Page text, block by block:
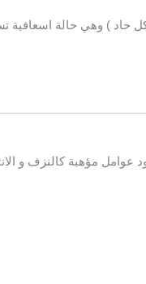
حاد ) وهي حالة اسعافية
عوامل مؤهبة كالنزف و